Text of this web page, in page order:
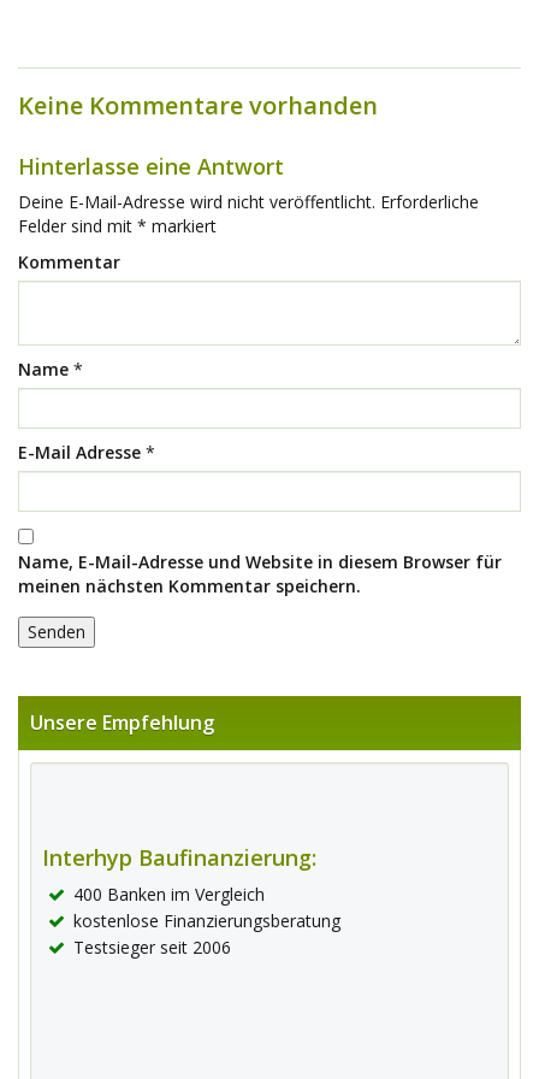
Keine Kommentare vorhanden
Hinterlasse eine Antwort
Deine E-Mail-Adresse wird nicht veröffentlicht. Erforderliche
Felder sind mit * markiert
Kommentar
Name *
E-Mail Adresse *
Name, E-Mail-Adresse und Website in diesem Browser für
meinen nächsten Kommentar speichern.
Unsere Empfehlung
Interhyp Baufinanzierung:
400 Banken im Vergleich
kostenlose Finanzierungsberatung
Testsieger seit 2006